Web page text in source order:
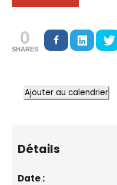
0
SHARES
Ajouter au calendrier
Détails
Date :